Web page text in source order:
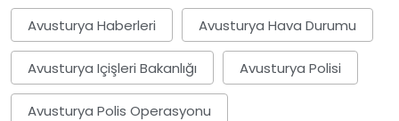
Avusturya Haberleri Avusturya Hava Durumu
Avusturya Içişleri Bakanlığı Avusturya Polisi
Avusturya Polis Operasyonu